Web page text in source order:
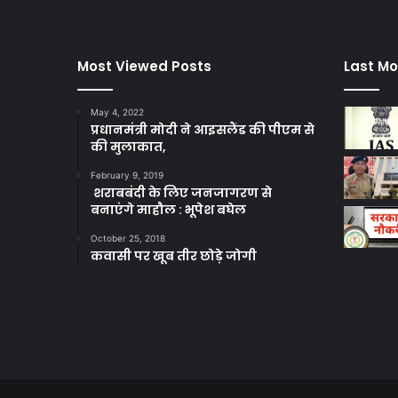
Most Viewed Posts
May 4, 2022
प्रधानमंत्री मोदी ने आइसलैंड की पीएम से
की मुलाकात,
February 9, 2019
शराबबंदी के लिए जनजागरण से
बनाएंगे माहौल : भूपेश बघेल
October 25, 2018
कवासी पर खूब तीर छोड़े जोगी
Last